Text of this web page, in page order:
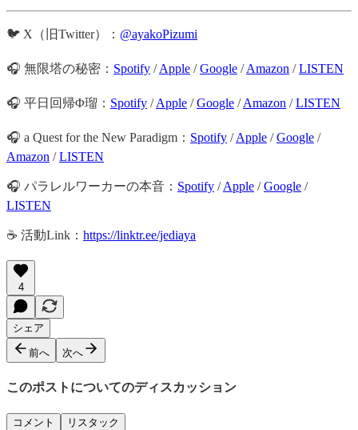
🐦 X（旧Twitter）： @ayakoPizumi
🎧 無限塔の秘密： Spotify /Apple /Google /Amazon /LISTEN
🎧 平日回帰Φ瑠： Spotify /Apple /Google /Amazon /LISTEN
🎧 a Quest for the New Paradigm： Spotify /Apple /Google /
Amazon /LISTEN
🎧 パラレルワーカーの本音： Spotify /Apple /Google /
LISTEN
☕️ 活動Link： https://linktr.ee/jediaya
4
シェア
前へ 次へ
このポストについてのディスカッション
コメント リスタック